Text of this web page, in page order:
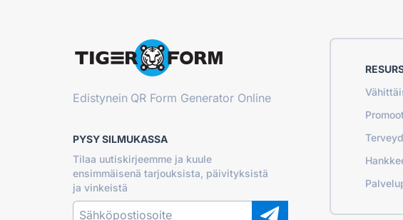
Edistynein QR Form Generator Online
PYSY SILMUKASSA
Tilaa uutiskirjeemme ja kuule
ensimmäisenä tarjouksista, päivityksistä
ja vinkeistä